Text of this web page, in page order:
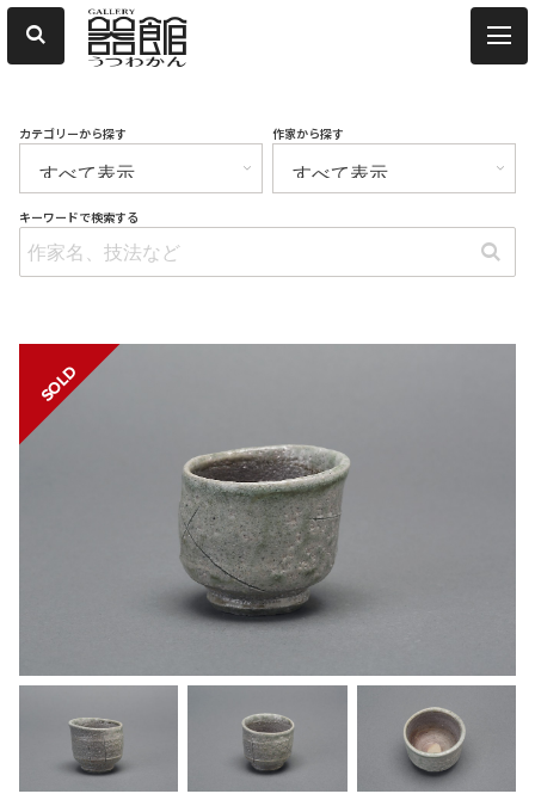
カテゴリーから探す 作家から探す
キーワードで検索する